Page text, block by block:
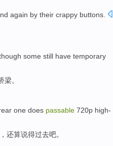
again by their crappy buttons
some still have temporary
梁。
one does passable 720p high-
还算说得过去吧。